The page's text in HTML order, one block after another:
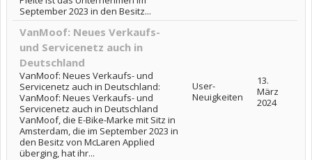
September 2023 in den Besitz...
VanMoof: Neues Verkaufs-
und Servicenetz auch in
Deutschland
VanMoof: Neues Verkaufs- und
Servicenetz auch in Deutschland:
VanMoof: Neues Verkaufs- und
Servicenetz auch in Deutschland
VanMoof, die E-Bike-Marke mit Sitz in
Amsterdam, die im September 2023 in
den Besitz von McLaren Applied
überging, hat ihr...
User-
Neuigkeiten
13.
März
2024